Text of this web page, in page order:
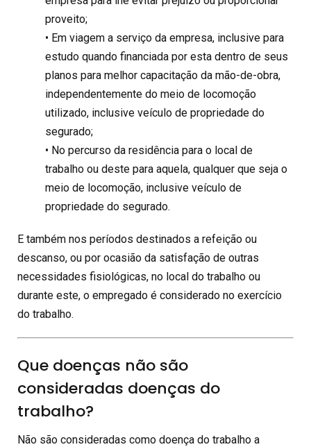
proveito;
• Em viagem a serviço da empresa, inclusive para
estudo quando financiada por esta dentro de seus
planos para melhor capacitação da mão-de-obra,
independentemente do meio de locomoção
utilizado, inclusive veículo de propriedade do
segurado;
• No percurso da residência para o local de
trabalho ou deste para aquela, qualquer que seja o
meio de locomoção, inclusive veículo de
propriedade do segurado.
E também nos períodos destinados a refeição ou
descanso, ou por ocasião da satisfação de outras
necessidades fisiológicas, no local do trabalho ou
durante este, o empregado é considerado no exercício
do trabalho.
Que doenças não são
consideradas doenças do
trabalho?
Não são consideradas como doença do trabalho a